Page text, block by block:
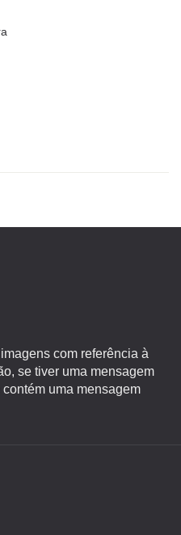
com referência à
se tiver uma mensagem
uma mensagem